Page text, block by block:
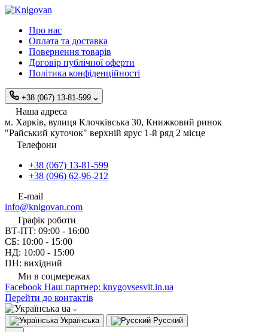
Про нас
Оплата та доставка
Повернення товарів
Договір публічної оферти
Політика конфіденційності
+38 (067) 13-81-599
Наша адреса
м. Харків, вулиця Клочківська 30, Книжковий ринок
"Райський куточок" верхній ярус 1-й ряд 2 місце
Телефони
+38 (067) 13-81-599
+38 (096) 62-96-212
E-mail
info@knigovan.com
Графік роботи
ВТ-ПТ: 09:00 - 16:00
СБ: 10:00 - 15:00
НД: 10:00 - 15:00
ПН: вихідний
Ми в соцмережах
Facebook Наш партнер: knygovsesvit.in.ua
Перейти до контактів
ua
Українська Русский